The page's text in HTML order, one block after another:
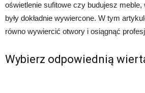
oświetlenie sufitowe czy budujesz
były dokładnie wywiercone. W tym
równo wywiercić otwory i osiągnąć
Wybierz odpowiednią